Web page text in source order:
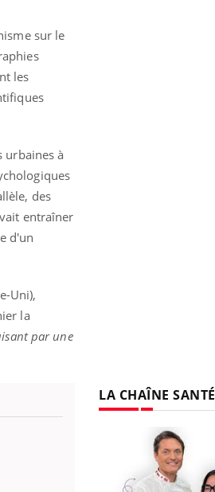
sur le
les
urbaines à
des
entraîner
d'un
Uni),
la
par une
LA CHAÎNE SANTÉ